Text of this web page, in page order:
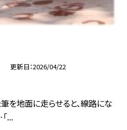
更新日 2026/04/22
を地面に走らせると、線路にな
...